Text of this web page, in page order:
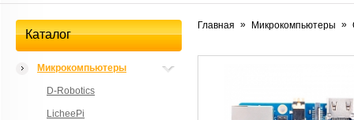
Каталог
Микрокомпьютеры
D-Robotics
LicheePi
Главная » Микрокомпьютеры »